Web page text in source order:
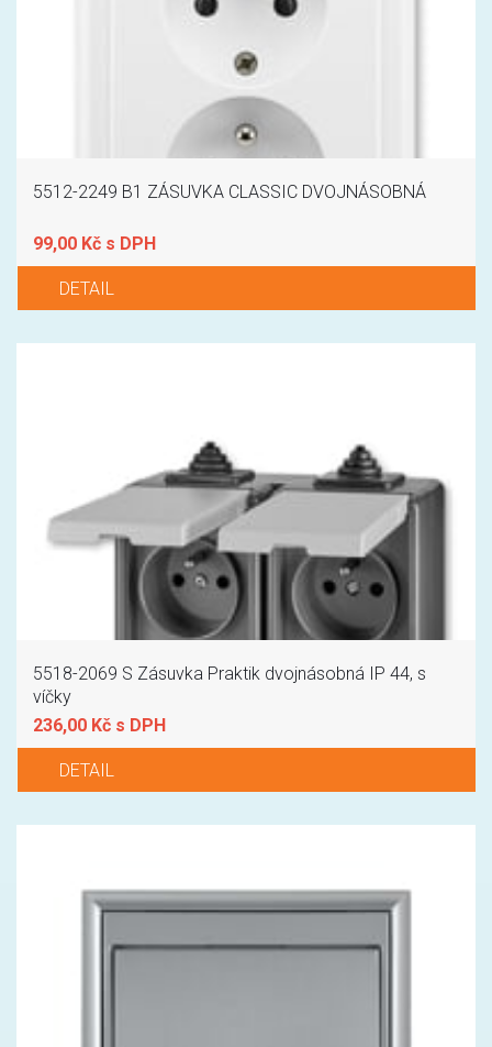
5512-2249 B1 ZÁSUVKA CLASSIC DVOJNÁSOBNÁ
99,00 Kč s DPH
DETAIL
5518-2069 S Zásuvka Praktik dvojnásobná IP 44, s
víčky
236,00 Kč s DPH
DETAIL